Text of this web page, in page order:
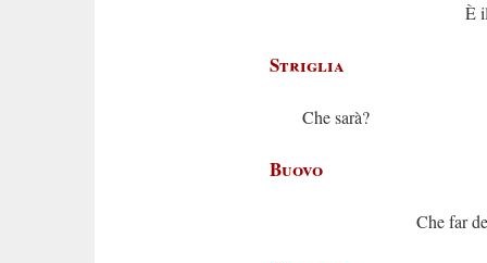
È il padre
Striglia
Che sarà?
Buovo
Che far